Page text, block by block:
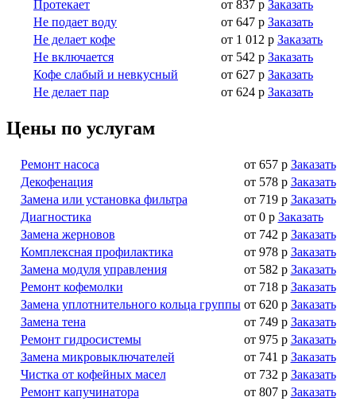
Протекает от 837 р Заказать
Не подает воду
от 647 р Заказать
Не делает кофе
от 1 012 р Заказать
Не включается
от 542 р Заказать
Кофе слабый и невкусный
от 627 р Заказать
Не делает пар
от 624 р Заказать
Цены по услугам
Ремонт насоса от 657 р Заказать
Декофенация
от 578 р Заказать
Замена или установка фильтра
от 719 р Заказать
Диагностика
от 0 р Заказать
Замена жерновов
от 742 р Заказать
Комплексная профилактика
от 978 р Заказать
Замена модуля управления
от 582 р Заказать
Ремонт кофемолки
от 718 р Заказать
Замена уплотнительного кольца группы от 620 р Заказать
Замена тена
от 749 р Заказать
Ремонт гидросистемы
от 975 р Заказать
Замена микровыключателей
от 741 р Заказать
Чистка от кофейных масел
от 732 р Заказать
Ремонт капучинатора
от 807 р Заказать